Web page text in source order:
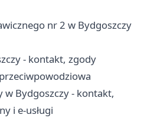
nr 2 w Bydgoszczy
- kontakt, zgody
w Bydgoszczy - kontakt,
i e-usługi